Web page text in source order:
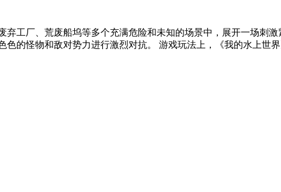
弃工厂、荒废船坞等多个充满危险和未知的场景中，展开一场刺
的怪物和敌对势力进行激烈对抗。 游戏玩法上，《我的水上世